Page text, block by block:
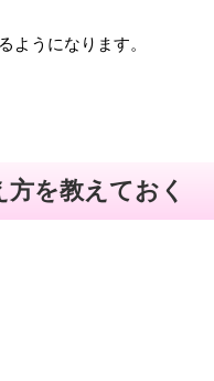
ようになります。
を教えておく